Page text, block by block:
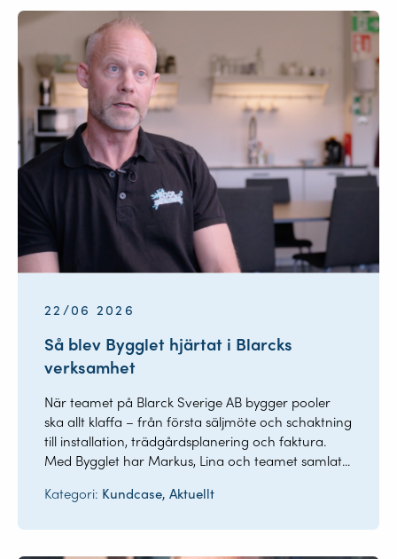
22/06 2026
Så blev Bygglet hjärtat i Blarcks
verksamhet
När teamet på Blarck Sverige AB bygger pooler
ska allt klaffa – från första säljmöte och schaktning
till installation, trädgårdsplanering och faktura.
Med Bygglet har Markus, Lina och teamet samlat...
Kategori: Kundcase, Aktuellt